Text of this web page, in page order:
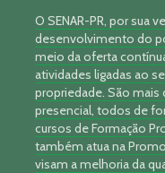
O SENAR-PR, por sua
desenvolvimento do
meio da oferta
atividades ligadas ao
propriedade. São
presencial, todos de
cursos de Formação
também atua na
visam a melhoria da